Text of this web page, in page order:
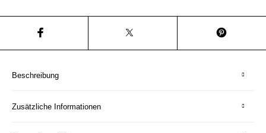
Beschreibung
Zusätzliche Informationen